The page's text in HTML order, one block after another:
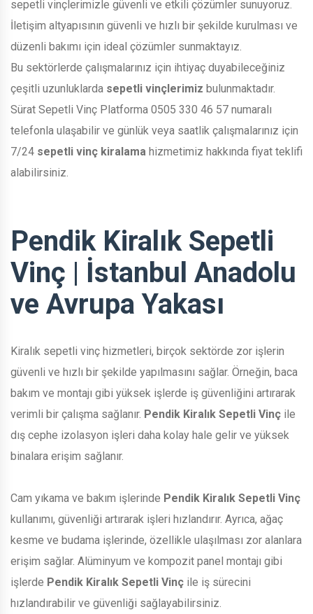
sepetli vinçlerimizle güvenli ve etkili çözümler sunuyoruz.
İletişim altyapısının güvenli ve hızlı bir şekilde kurulması ve
düzenli bakımı için ideal çözümler sunmaktayız.
Bu sektörlerde çalışmalarınız için ihtiyaç duyabileceğiniz
çeşitli uzunluklarda sepetli vinçlerimiz bulunmaktadır.
Sürat Sepetli Vinç Platforma 0505 330 46 57 numaralı
telefonla ulaşabilir ve günlük veya saatlik çalışmalarınız için
7/24 sepetli vinç kiralama hizmetimiz hakkında fiyat teklifi
alabilirsiniz.
Pendik Kiralık Sepetli
Vinç | İstanbul Anadolu
ve Avrupa Yakası
Kiralık sepetli vinç hizmetleri, birçok sektörde zor işlerin
güvenli ve hızlı bir şekilde yapılmasını sağlar. Örneğin, baca
bakım ve montajı gibi yüksek işlerde iş güvenliğini artırarak
verimli bir çalışma sağlanır. Pendik Kiralık Sepetli Vinç ile
dış cephe izolasyon işleri daha kolay hale gelir ve yüksek
binalara erişim sağlanır.
Cam yıkama ve bakım işlerinde Pendik Kiralık Sepetli Vinç
kullanımı, güvenliği artırarak işleri hızlandırır. Ayrıca, ağaç
kesme ve budama işlerinde, özellikle ulaşılması zor alanlara
erişim sağlar. Alüminyum ve kompozit panel montajı gibi
işlerde Pendik Kiralık Sepetli Vinç ile iş sürecini
hızlandırabilir ve güvenliği sağlayabilirsiniz.